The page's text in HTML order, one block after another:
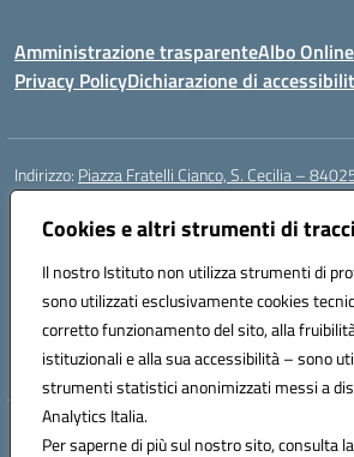
Cookies e altri strumenti di
Il nostro Istituto non utilizza strumenti di
sono utilizzati esclusivamente cookies
corretto funzionamento del sito, alla
istituzionali e alla sua accessibilità – sono
strumenti statistici anonimizzati messi a
Analytics Italia.
Per saperne di più sul nostro sito, consulta
Amministrazione trasparenteAlbo Online
Privacy PolicyDichiarazione di
Indirizzo: Piazza Fratelli Cianco, S. Cecilia –
Centralino:
Posta elettronica certificata (PEC):
Codice fiscale: 91028680659
Codice meccanografico:SAIC81900C
Codice Indice delle Pubbliche Amministrazioni
Codice unico di fatturazione (CUF): UFWGMO
Hosting & Powered by 3D